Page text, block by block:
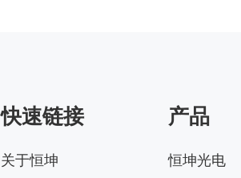
Matrix-HK-JZ-50@09-
快速链接
关于恒坤
产品
恒坤光电